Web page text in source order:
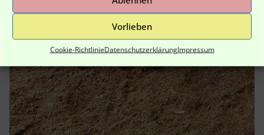
Vorlieben
Cookie-RichtlinieDatenschutzerklärungImpressum